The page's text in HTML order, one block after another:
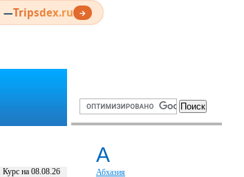
—Tripsdex.ru →
Курс на 08.08.26
А
Абхазия